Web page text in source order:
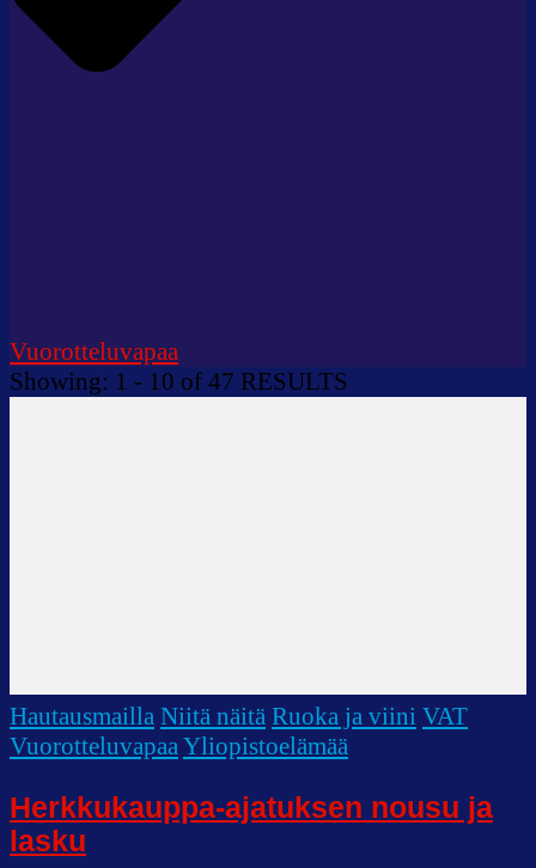
Vuorotteluvapaa
Showing: 1 - 10 of 47 RESULTS
Hautausmailla Niitä näitä Ruoka ja viini VAT
VuorotteluvapaaYliopistoelämää
Herkkukauppa-ajatuksen nousu ja
lasku